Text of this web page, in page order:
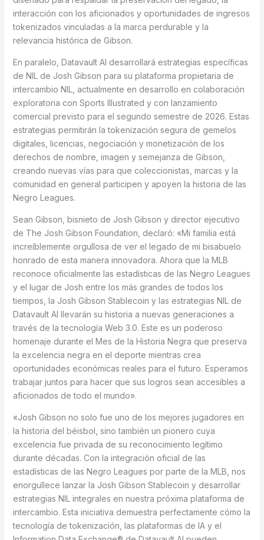
interacción con los aficionados y oportunidades de ingresos
tokenizados vinculadas a la marca perdurable y la
relevancia histórica de Gibson.
En paralelo, Datavault AI desarrollará estrategias específicas
de NIL de Josh Gibson para su plataforma propietaria de
intercambio NIL, actualmente en desarrollo en colaboración
exploratoria con Sports Illustrated y con lanzamiento
comercial previsto para el segundo semestre de 2026. Estas
estrategias permitirán la tokenización segura de gemelos
digitales, licencias, negociación y monetización de los
derechos de nombre, imagen y semejanza de Gibson,
creando nuevas vías para que coleccionistas, marcas y la
comunidad en general participen y apoyen la historia de las
Negro Leagues.
Sean Gibson, bisnieto de Josh Gibson y director ejecutivo
de The Josh Gibson Foundation, declaró: «Mi familia está
increíblemente orgullosa de ver el legado de mi bisabuelo
honrado de esta manera innovadora. Ahora que la MLB
reconoce oficialmente las estadísticas de las Negro Leagues
y el lugar de Josh entre los más grandes de todos los
tiempos, la Josh Gibson Stablecoin y las estrategias NIL de
Datavault AI llevarán su historia a nuevas generaciones a
través de la tecnología Web 3.0. Este es un poderoso
homenaje durante el Mes de la Historia Negra que preserva
la excelencia negra en el deporte mientras crea
oportunidades económicas reales para el futuro. Esperamos
trabajar juntos para hacer que sus logros sean accesibles a
aficionados de todo el mundo».
«Josh Gibson no solo fue uno de los mejores jugadores en
la historia del béisbol, sino también un pionero cuya
excelencia fue privada de su reconocimiento legítimo
durante décadas. Con la integración oficial de las
estadísticas de las Negro Leagues por parte de la MLB, nos
enorgullece lanzar la Josh Gibson Stablecoin y desarrollar
estrategias NIL integrales en nuestra próxima plataforma de
intercambio. Esta iniciativa demuestra perfectamente cómo la
tecnología de tokenización, las plataformas de IA y el